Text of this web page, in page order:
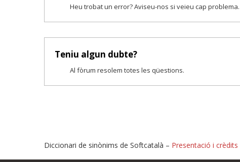
Heu trobat un error? Aviseu-nos si veieu cap problema.
Teniu algun dubte?
Al fòrum resolem totes les qüestions.
Diccionari de sinònims de Softcatalà – Presentació i crèdits